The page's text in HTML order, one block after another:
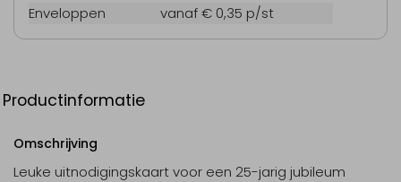
Enveloppen
vanaf € 0,35 p/st
Productinformatie
Omschrijving
Leuke uitnodigingskaart voor een 25-jarig jubileum